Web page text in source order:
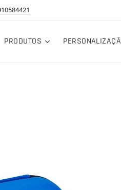
PRODUTOS